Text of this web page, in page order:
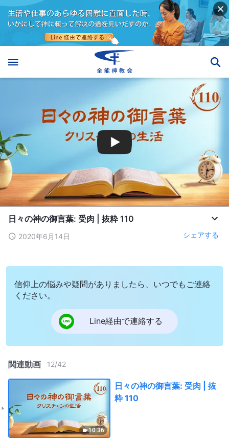
日々の神の御言葉: 受肉 | 抜粋 110
2020年6月14日 シェアする
信仰上の悩みや疑問がありましたら、いつでもご連絡
ください。
Line経由で連絡する
関連動画 12/42
10:36
日々の神の御言葉: 受肉 | 抜
粋 110